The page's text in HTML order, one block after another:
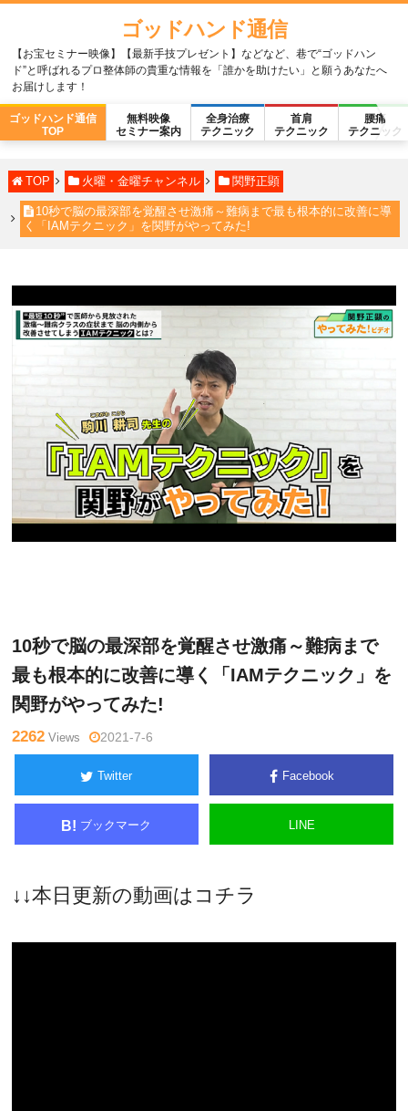
ゴッドハンド通信
【お宝セミナー映像】【最新手技プレゼント】などなど、巷で“ゴッドハン
ド”と呼ばれるプロ整体師の貴重な情報を「誰かを助けたい」と願うあなたへ
お届けします！
ゴッドハンド通信
TOP
無料映像
セミナー案内
全身治療
テクニック
首肩
テクニック
腰痛
テクニック
TOP 火曜・金曜チャンネル 関野正顕
10秒で脳の最深部を覚醒させ激痛～難病まで最も根本的に改善に導
く「IAMテクニック」を関野がやってみた!
10秒で脳の最深部を覚醒させ激痛～難病まで
最も根本的に改善に導く「IAMテクニック」を
関野がやってみた!
2262 Views 2021-7-6
Twitter Facebook
B! ブックマーク LINE
↓↓本日更新の動画はコチラ